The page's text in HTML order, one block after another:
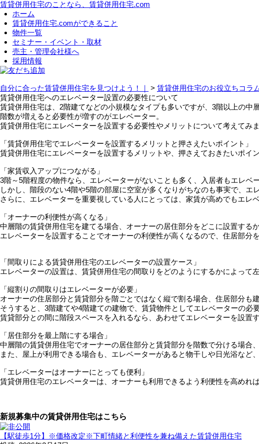
賃貸併用住宅のことなら、賃貸併用住宅.com
ホーム
賃貸併用住宅.comができること
物件一覧
セミナー・イベント・取材
売主・管理会社様へ
採用情報
友だち追加
自分に合った賃貸併用住宅を見つけよう！｜ > 賃貸併用住宅のお役立ちコラ
賃貸併用住宅へのエレベーター設置の必要性について
賃貸併用住宅は、2階建てなどの小規模なタイプも多いですが、3階以上の中
階数が増えると必要性が増すのがエレベーター。
賃貸併用住宅にエレベーターを設置する必要性やメリットについて考えてみま
「賃貸併用住宅でエレベーターを設置するメリットと押さえたいポイント」
賃貸併用住宅にエレベーターを設置するメリットや、押さえておきたいポイ
「家賃収入アップにつながる」
3階～5階程度の物件なら、エレベーターがないことも多く、入居者もエレベ
しかし、階段のない4階や5階の部屋に空室が多くなりがちなのも事実で、エ
さらに、エレベーターを重要視している人にとっては、家賃が高めでもエレ
「オーナーの利便性が高くなる」
中層階の賃貸併用住宅を建てる場合、オーナーの居住部分をどこに設置する
エレベーターを設置することでオーナーの利便性が高くなるので、住居部分
「間取りによる賃貸併用住宅のエレベーターの設置ケース」
エレベーターの設置は、賃貸併用住宅の間取りをどのようにするかによって左
「縦割りの間取りはエレベーターが必要」
オーナーの住居部分と賃貸部分を階ごとではなく縦で割る場合、住居部分も
そうすると、3階建てや4階建ての建物で、賃貸物件としてエレベーターの
賃貸部分との間に階段スペースを入れるなら、あわせてエレベーターを設置
「居住部分を最上階にする場合」
中層階の賃貸併用住宅でオーナーの居住部分と賃貸部分を階数で分ける場合
また、屋上が利用できる場合も、エレベーターがあると物干しや日光浴など
「エレベーターはオーナーにとっても便利」
賃貸併用住宅のエレベーターは、オーナーも利用できるよう利便性を高めれ
新規募集中の賃貸併用住宅はこちら
【駅徒歩1分】※価格改定※下町情緒と利便性を兼ね備えた賃貸併用住宅